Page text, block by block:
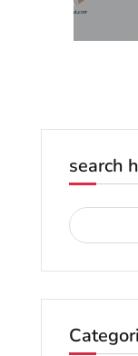
search